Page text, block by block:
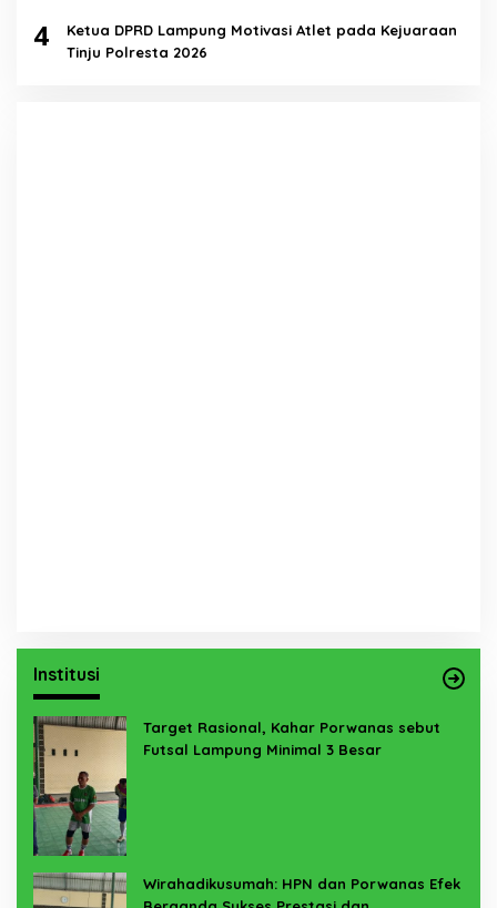
4
Ketua DPRD Lampung Motivasi Atlet pada Kejuaraan
Tinju Polresta 2026
Institusi
Target Rasional, Kahar Porwanas sebut
Futsal Lampung Minimal 3 Besar
Wirahadikusumah: HPN dan Porwanas Efek